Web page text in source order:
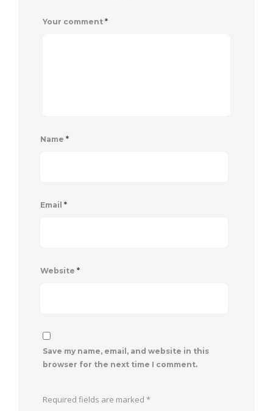
Your comment *
Name *
Email *
Website *
Save my name, email, and website in this
browser for the next time I comment.
Required fields are marked *